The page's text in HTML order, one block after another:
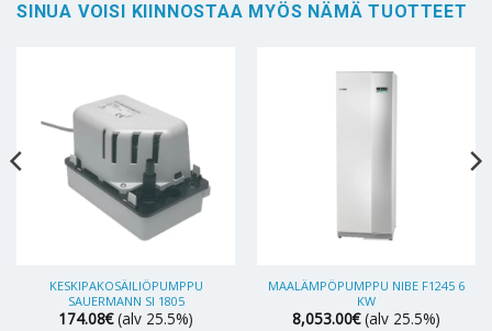
SINUA VOISI KIINNOSTAA MYÖS NÄMÄ TUOTTEET
KESKIPAKOSÄILIÖPUMPPU
SAUERMANN SI 1805
174.08€ (alv 25.5%)
MAALÄMPÖPUMPPU NIBE F1245 6
KW
8,053.00€ (alv 25.5%)